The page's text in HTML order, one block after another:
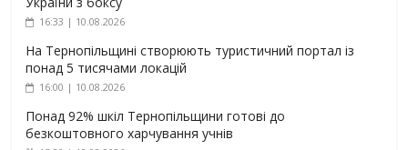
16:33 | 10.08.2026
На Тернопільщині створюють туристичний портал із
понад 5 тисячами локацій
16:00 | 10.08.2026
Понад 92% шкіл Тернопільщини готові до
безкоштовного харчування учнів